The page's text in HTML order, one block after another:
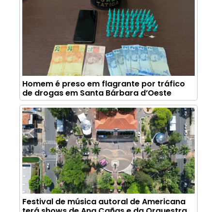
Homem é preso em flagrante por tráfico
de drogas em Santa Bárbara d’Oeste
Festival de música autoral de Americana